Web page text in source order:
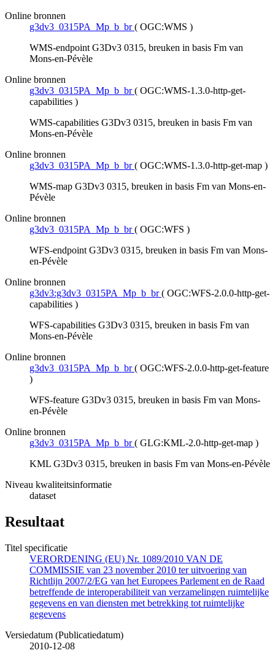
Online bronnen
g3dv3_0315PA_Mp_b_br ( OGC:WMS )
WMS-endpoint G3Dv3 0315, breuken in basis Fm van
Mons-en-Pévèle
Online bronnen
g3dv3_0315PA_Mp_b_br ( OGC:WMS-1.3.0-http-get-
capabilities )
WMS-capabilities G3Dv3 0315, breuken in basis Fm van
Mons-en-Pévèle
Online bronnen
g3dv3_0315PA_Mp_b_br ( OGC:WMS-1.3.0-http-get-map )
WMS-map G3Dv3 0315, breuken in basis Fm van Mons-en-
Pévèle
Online bronnen
g3dv3_0315PA_Mp_b_br ( OGC:WFS )
WFS-endpoint G3Dv3 0315, breuken in basis Fm van Mons-
en-Pévèle
Online bronnen
g3dv3:g3dv3_0315PA_Mp_b_br ( OGC:WFS-2.0.0-http-get-
capabilities )
WFS-capabilities G3Dv3 0315, breuken in basis Fm van
Mons-en-Pévèle
Online bronnen
g3dv3_0315PA_Mp_b_br ( OGC:WFS-2.0.0-http-get-feature
)
WFS-feature G3Dv3 0315, breuken in basis Fm van Mons-
en-Pévèle
Online bronnen
g3dv3_0315PA_Mp_b_br ( GLG:KML-2.0-http-get-map )
KML G3Dv3 0315, breuken in basis Fm van Mons-en-Pévèle
Niveau kwaliteitsinformatie
dataset
Resultaat
Titel specificatie
VERORDENING (EU) Nr. 1089/2010 VAN DE
COMMISSIE van 23 november 2010 ter uitvoering van
Richtlijn 2007/2/EG van het Europees Parlement en de Raad
betreffende de interoperabiliteit van verzamelingen ruimtelijke
gegevens en van diensten met betrekking tot ruimtelijke
gegevens
Versiedatum (Publicatiedatum)
2010-12-08